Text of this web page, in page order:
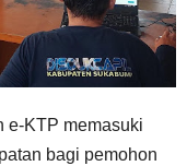
e-KTP memasuki
bagi pemohon